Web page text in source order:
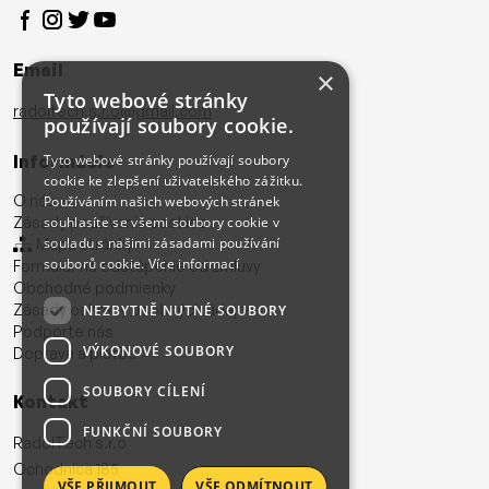
Nenaruší vzhled vozidla – bez vrtání do nárazníku
Jednoduchá a rychlá montáž i svépomocí
Výborná detekce i v bočních zónách vozidla
Praktické a diskrétní řešení bez viditelných částí
Vhodné pro všechny typy vozidel s plastovým nárazníkem
Email
radoltech.s.r.o@gmail.com
Informácie
O nás
Zásady používania cookies
Mapa stránky
Formulár na odstúpenie od zmluvy
Obchodné podmienky
Zásady ochrany osobných údajov
Podporte nás
Doprava a platba
Kontakt
RadolTech s.r.o
Ochodnica 185
×
Tyto webové stránky
používají soubory cookie.
Tyto webové stránky používají soubory
cookie ke zlepšení uživatelského zážitku.
Používáním našich webových stránek
souhlasíte se všemi soubory cookie v
souladu s našimi zásadami používání
souborů cookie.Více informací
NEZBYTNĚ NUTNÉ SOUBORY
VÝKONOVÉ SOUBORY
SOUBORY CÍLENÍ
FUNKČNÍ SOUBORY